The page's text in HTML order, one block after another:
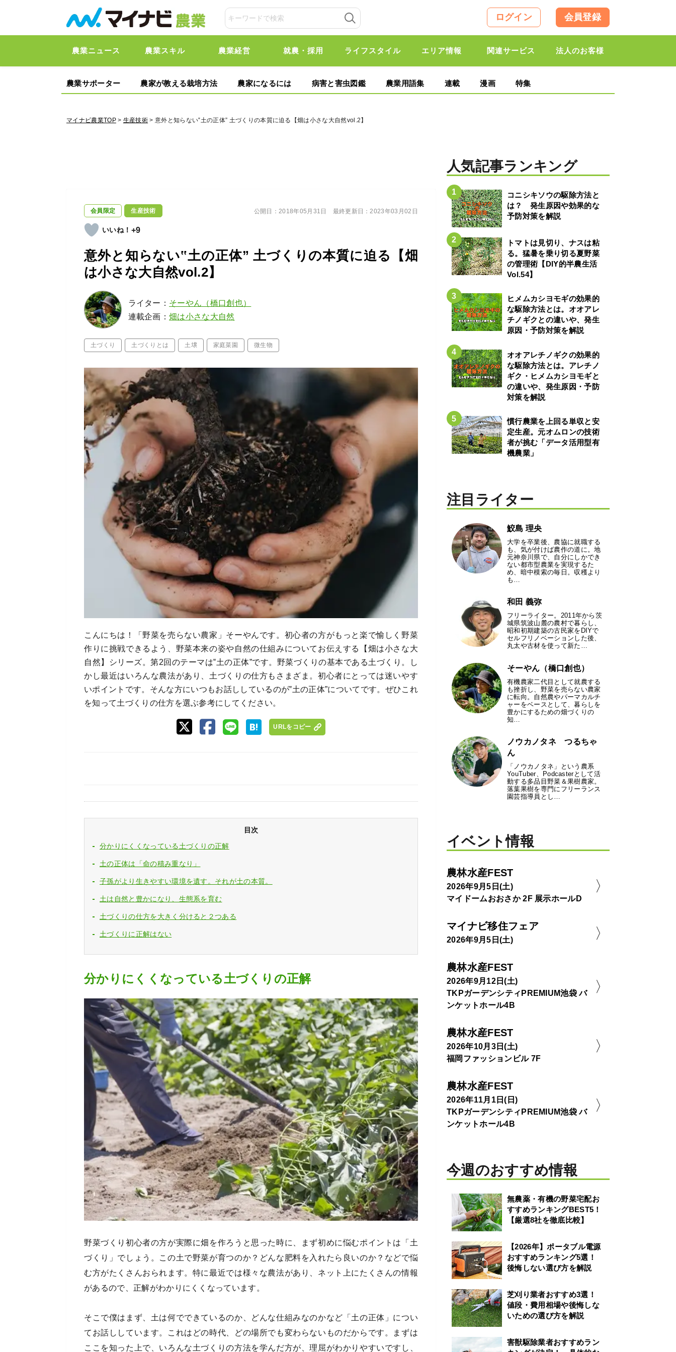
ログイン 会員登録
農業ニュース 農業スキル 農業経営 就農・採用 ライフスタイル エリア情報 関連サービス 法人のお客様
農業サポーター 農家が教える栽培方法 農家になるには 病害と害虫図鑑 農業用語集 連載 漫画 特集
マイナビ農業TOP> 生産技術 > 意外と知らない‟土の正体” 土づくりの本質に迫る【畑は小さな大自然vol.2】
会員限定 生産技術
+9
意外と知らない‟土の正体” 土づくりの本質に迫る【畑
は小さな大自然vol.2】
ライター： そーやん（橋口創也）
連載企画：畑は小さな大自然
土づくり 土づくりとは 土壌 家庭菜園 微生物
公開日：2018年05月31日 最終更新日：2023年03月02日
こんにちは！「野菜を売らない農家」そーやんです。初心者の方がもっと楽で愉しく野菜
作りに挑戦できるよう、野菜本来の姿や自然の仕組みについてお伝えする【畑は小さな大
自然】シリーズ。第2回のテーマは‟土の正体”です。野菜づくりの基本である土づくり。し
かし最近はいろんな農法があり、土づくりの仕方もさまざま。初心者にとっては迷いやす
いポイントです。そんな方にいつもお話ししているのが‟土の正体”についてです。ぜひこれ
を知って土づくりの仕方を選ぶ参考にしてください。
URLをコピー
目次
分かりにくくなっている土づくりの正解
土の正体は「命の積み重なり」
子孫がより生きやすい環境を遺す。それが土の本質。
土は自然と豊かになり、生態系を育む
土づくりの仕方を大きく分けると２つある
土づくりに正解はない
分かりにくくなっている土づくりの正解
野菜づくり初心者の方が実際に畑を作ろうと思った時に、まず初めに悩むポイントは「土
づくり」でしょう。この土で野菜が育つのか？どんな肥料を入れたら良いのか？などで悩
む方がたくさんおられます。特に最近では様々な農法があり、ネット上にたくさんの情報
があるので、正解がわかりにくくなっています。
そこで僕はまず、土は何でできているのか、どんな仕組みなのかなど「土の正体」につい
てお話ししています。これはどの時代、どの場所でも変わらないものだからです。まずは
ここを知った上で、いろんな土づくりの方法を学んだ方が、理屈がわかりやすいですし、
人気記事ランキング
コニシキソウの駆除方法と
は？ 発生原因や効果的な
予防対策を解説
トマトは見切り、ナスは粘
る。猛暑を乗り切る夏野菜
の管理術【DIY的半農生活
Vol.54】
ヒメムカシヨモギの効果的
な駆除方法とは。オオアレ
チノギクとの違いや、発生
原因・予防対策を解説
オオアレチノギクの効果的
な駆除方法とは。アレチノ
ギク・ヒメムカシヨモギと
の違いや、発生原因・予防
対策を解説
慣行農業を上回る単収と安
定生産。元オムロンの技術
者が挑む「データ活用型有
機農業」
注目ライター
鮫島 理央
大学を卒業後、農協に就職する
も、気が付けば農作の道に。地
元神奈川県で、自分にしかでき
ない都市型農業を実現するた
め、暗中模索の毎日。収穫より
も…
和田 義弥
フリーライター。2011年から茨
城県筑波山麓の農村で暮らし、
昭和初期建築の古民家をDIYで
セルフリノベーションした後、
丸太や古材を使って新た…
そーやん（橋口創也）
有機農家二代目として就農する
も挫折し、野菜を売らない農家
に転向。自然農やパーマカルチ
ャーをベースとして、暮らしを
豊かにするための畑づくりの
知…
ノウカノタネ つるちゃ
ん
「ノウカノタネ」という農系
YouTuber、Podcasterとして活
動する多品目野菜＆果樹農家。
落葉果樹を専門にフリーランス
園芸指導員とし…
イベント情報
農林水産FEST
2026年9月5日(土)
マイドームおおさか 2F 展示ホールD
マイナビ移住フェア
2026年9月5日(土)
農林水産FEST
2026年9月12日(土)
TKPガーデンシティPREMIUM池袋 バ
ンケットホール4B
農林水産FEST
2026年10月3日(土)
福岡ファッションビル 7F
農林水産FEST
2026年11月1日(日)
TKPガーデンシティPREMIUM池袋 バ
ンケットホール4B
今週のおすすめ情報
無農薬・有機の野菜宅配お
すすめランキングBEST5！
【厳選8社を徹底比較】
【2026年】ポータブル電源
おすすめランキング5選！
後悔しない選び方を解説
芝刈り業者おすすめ3選！
値段・費用相場や後悔しな
いための選び方を解説
害獣駆除業者おすすめラン